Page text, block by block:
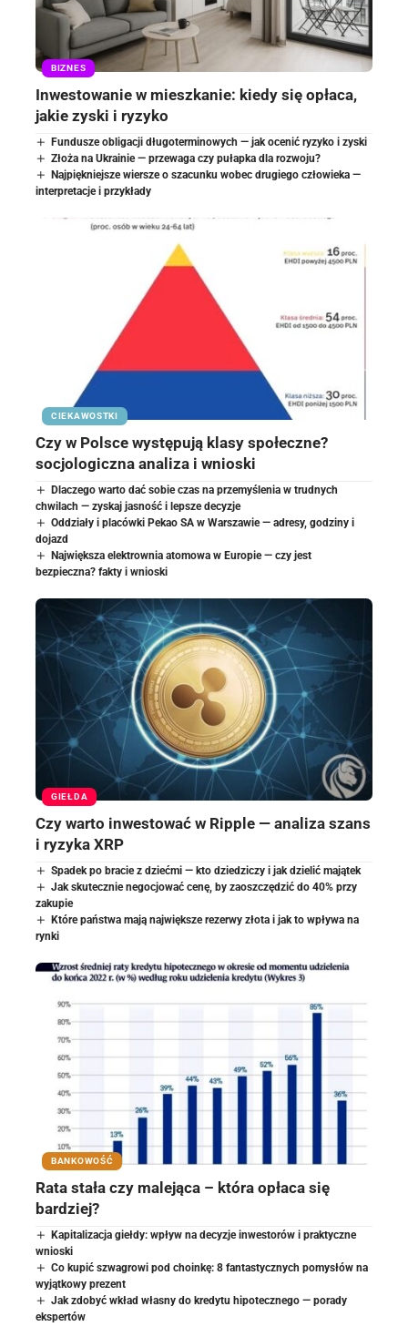
BIZNES
Inwestowanie w mieszkanie: kiedy się opłaca,
jakie zyski i ryzyko
Fundusze obligacji długoterminowych — jak ocenić ryzyko i zyski
Złoża na Ukrainie — przewaga czy pułapka dla rozwoju?
Najpiękniejsze wiersze o szacunku wobec drugiego człowieka —
interpretacje i przykłady
CIEKAWOSTKI
Czy w Polsce występują klasy społeczne?
socjologiczna analiza i wnioski
Dlaczego warto dać sobie czas na przemyślenia w trudnych
chwilach — zyskaj jasność i lepsze decyzje
Oddziały i placówki Pekao SA w Warszawie — adresy, godziny i
dojazd
Największa elektrownia atomowa w Europie — czy jest
bezpieczna? fakty i wnioski
GIEŁDA
Czy warto inwestować w Ripple — analiza szans
i ryzyka XRP
Spadek po bracie z dziećmi — kto dziedziczy i jak dzielić majątek
Jak skutecznie negocjować cenę, by zaoszczędzić do 40% przy
zakupie
Które państwa mają największe rezerwy złota i jak to wpływa na
rynki
BANKOWOŚĆ
Rata stała czy malejąca – która opłaca się
bardziej?
Kapitalizacja giełdy: wpływ na decyzje inwestorów i praktyczne
wnioski
Co kupić szwagrowi pod choinkę: 8 fantastycznych pomysłów na
wyjątkowy prezent
Jak zdobyć wkład własny do kredytu hipotecznego — porady
ekspertów